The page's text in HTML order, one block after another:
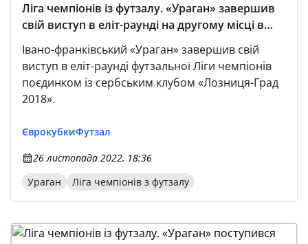
Ліга чемпіонів із футзалу. «Ураган» завершив
свій виступ в еліт-раунді на другому місці в
Івано-франківський «Ураган» завершив свій
виступ в еліт-раунді футзальної Ліги чемпіонів
поєдинком із сербським клубом «Лозниця-Град
2018».
ЄврокубкиФутзал
26 листопада 2022, 18:36
Ураган
Ліга чемпіонів з футзалу